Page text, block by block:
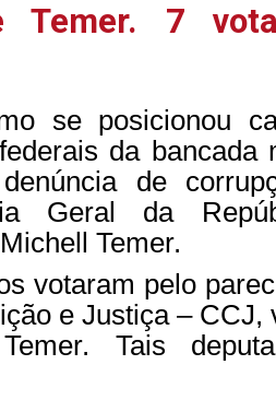
Temer. 7
se posicionou
da bancada
de
Geral da
Temer.
votaram pelo
e Justiça – CCJ,
Tais